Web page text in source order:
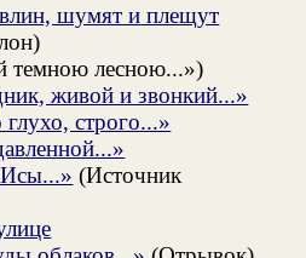
шумят и плещут
темною лесною...»)
живой и звонкий...»
строго...»
(Источник